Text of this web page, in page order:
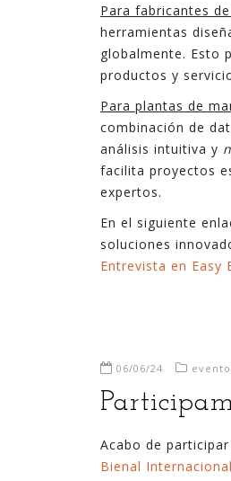
Para fabricantes
herramientas
globalmente. Esto
productos y
Para plantas de
combinación de
análisis intuitiva y
facilita proyectos
expertos.
En el siguiente
soluciones
Entrevista en Easy
06/06/24
Acabo de
Bienal